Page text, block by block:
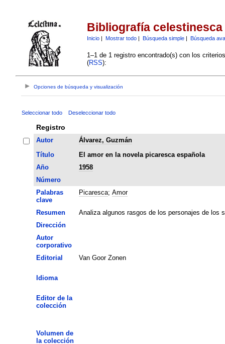
Bibliografía celestinesca
Inicio| Mostrar todo| Búsqueda simple| Búsqueda
1–1 de 1 registro encontrado(s) con los
(RSS):
Opciones de búsqueda y visualización
Seleccionar todo Deseleccionar todo
Registro
Autor
Álvarez, Guzmán
Título
El amor en la novela picaresca española
Año
1958
Número
Palabras
clave
Picaresca; Amor
Resumen
Analiza algunos rasgos de los personajes de los
Dirección
Autor
corporativo
Editorial
Van Goor Zonen
Idioma
Editor de la
colección
Volumen de
la colección